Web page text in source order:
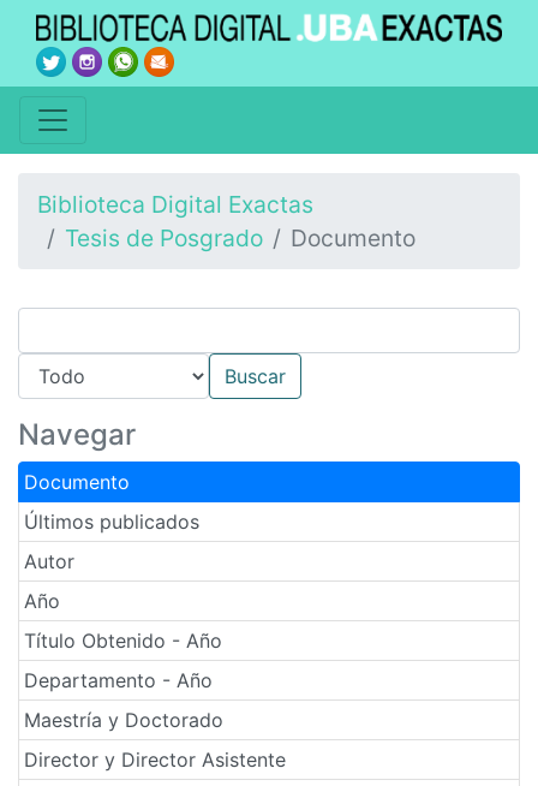
Biblioteca Digital Exactas
Tesis de Posgrado
Documento
Navegar
Documento
Últimos publicados
Autor
Año
Título Obtenido - Año
Departamento - Año
Maestría y Doctorado
Director y Director Asistente